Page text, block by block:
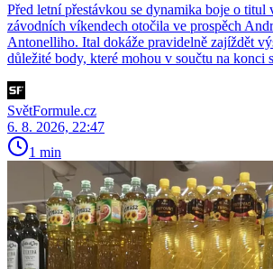
Před letní přestávkou se dynamika boje o titul
závodních víkendech otočila ve prospěch
Antonelliho. Ital dokáže pravidelně zajíždět
důležité body, které mohou v součtu na konci
SvětFormule.cz
6. 8. 2026, 22:47
1 min